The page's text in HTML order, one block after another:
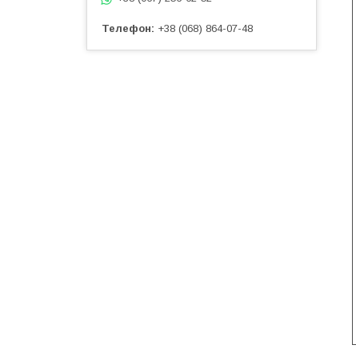
Телефон +38 (068) 864-07-48